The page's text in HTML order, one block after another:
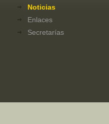
Noticias
Enlaces
Secretarías